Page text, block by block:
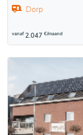
Dorp
vanaf 2.047 €/maand